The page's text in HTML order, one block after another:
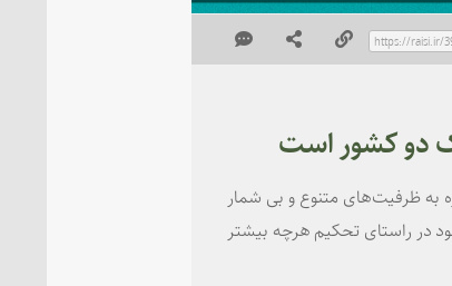
دو کشور است
به ظرفیت‌های متنوع و بی شمار
در راستای تحکیم هرچه بیشتر